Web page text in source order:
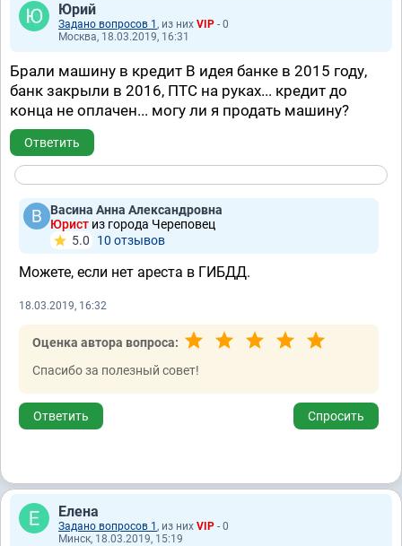
Юрий
Задано вопросов 1 , из них VIP - 0
Москва, 18.03.2019, 16:31
Брали машину в кредит В идея банке в 2015 году,
банк закрыли в 2016, ПТС на руках... кредит до
конца не оплачен... могу ли я продать машину?
Ответить
Васина Анна Александровна
Юрист из города Череповец
5.0
10 отзывов
Можете, если нет ареста в ГИБДД.
18.03.2019, 16:32
Оценка автора вопроса:
Спасибо за полезный совет!
Ответить Спросить
Елена
Задано вопросов 1 , из них VIP - 0
Минск, 18.03.2019, 15:19